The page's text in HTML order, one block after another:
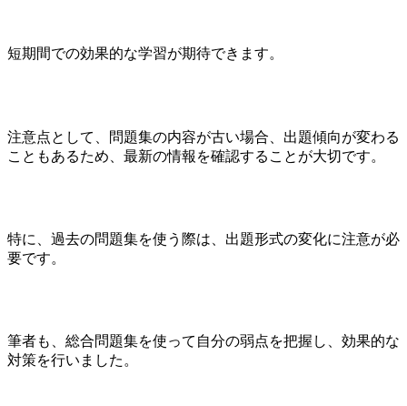
短期間での効果的な学習が期待できます。
注意点として、問題集の内容が古い場合、出題傾向が変わる
こともあるため、最新の情報を確認することが大切です。
特に、過去の問題集を使う際は、出題形式の変化に注意が必
要です。
筆者も、総合問題集を使って自分の弱点を把握し、効果的な
対策を行いました。